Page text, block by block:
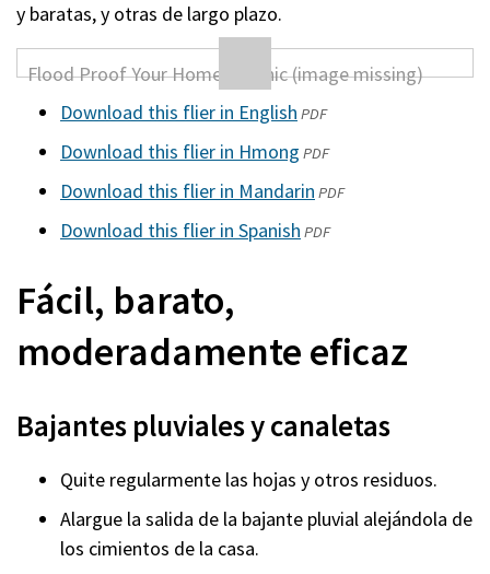
y baratas, y otras de largo plazo.
Download this flier in English(abre
nueva
ventana)
PDF
Download this flier in Hmong(abre
en
nueva
PDF
Download this flier in Mandarin(abre
PDF
Download this flier in Spanish(abre
ventana)
PDF
Fácil, barato,
moderadamente eficaz
Bajantes pluviales y canaletas
Quite regularmente las hojas y otros residuos.
Alargue la salida de la bajante pluvial alejándola de
los cimientos de la casa.